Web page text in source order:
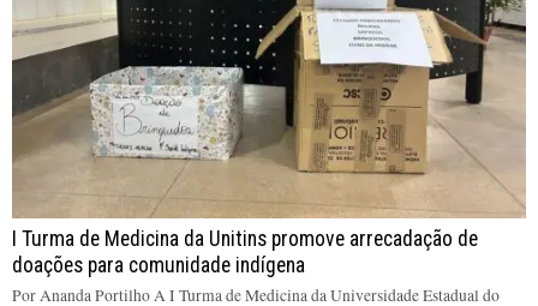
I Turma de Medicina da Unitins promove arrecadação de
doações para comunidade indígena
Por Ananda Portilho A I Turma de Medicina da Universidade Estadual do